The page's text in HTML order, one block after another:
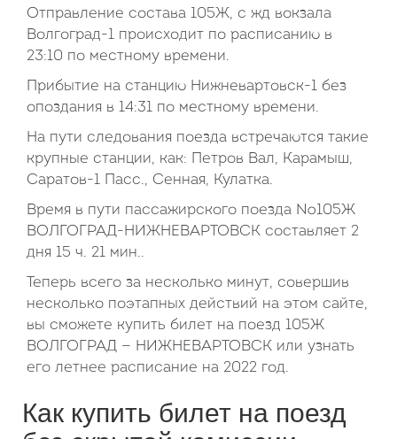
Отправление состава 105Ж, с жд вокзала
Волгоград-1 происходит по расписанию в
23:10 по местному времени.
Прибытие на станцию Нижневартовск-1 без
опоздания в 14:31 по местному времени.
На пути следования поезда встречаются такие
крупные станции, как: Петров Вал, Карамыш,
Саратов-1 Пасс., Сенная, Кулатка.
Время в пути пассажирского поезда №105Ж
ВОЛГОГРАД-НИЖНЕВАРТОВСК составляет 2
дня 15 ч. 21 мин..
Теперь всего за несколько минут, совершив
несколько поэтапных действий на этом сайте,
вы сможете купить билет на поезд 105Ж
ВОЛГОГРАД — НИЖНЕВАРТОВСК или узнать
его летнее расписание на 2022 год.
Как купить билет на поезд